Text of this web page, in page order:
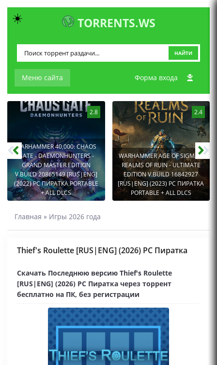
TORRENTS.WS
Меню сайта
НАЙТИ
Форма входа
2.8
WARHAMMER 40,000: CHAOS
GATE - DAEMONHUNTERS -
GRAND MASTER EDITION
V.BUILD 20865149 [RUS|ENG]
(2022) PC ПИРАТКА PORTABLE
+ ALL DLCS
2.4
WARHAMMER AGE OF SIGMAR:
REALMS OF RUIN - ULTIMATE
EDITION V.BUILD 16842927
[RUS|ENG] (2023) PC ПИРАТКА
PORTABLE + ALL DLCS
Главная » Игры 2026 года
Thief's Roulette [RUS|ENG] (2026) PC Пиратка
Скачать Последнюю версию Thief's Roulette
[RUS|ENG] (2026) PC Пиратка через торрент
бесплатно на ПК, без регистрации
☀️